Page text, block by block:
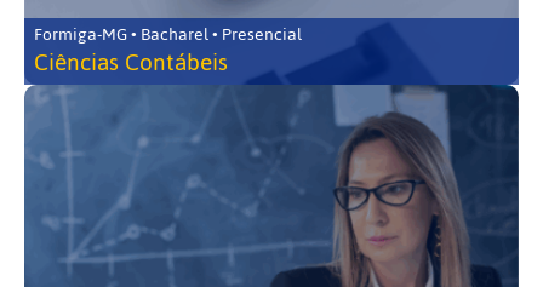
Formiga-MG • Bacharel • Presencial
Ciências Contábeis